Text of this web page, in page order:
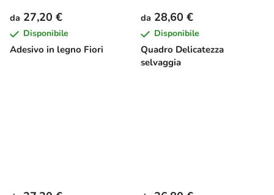
Adesivo in legno Fiori
da 27,20 €
Disponibile
Quadro Delicatezza
selvaggia
da 28,60 €
Disponibile